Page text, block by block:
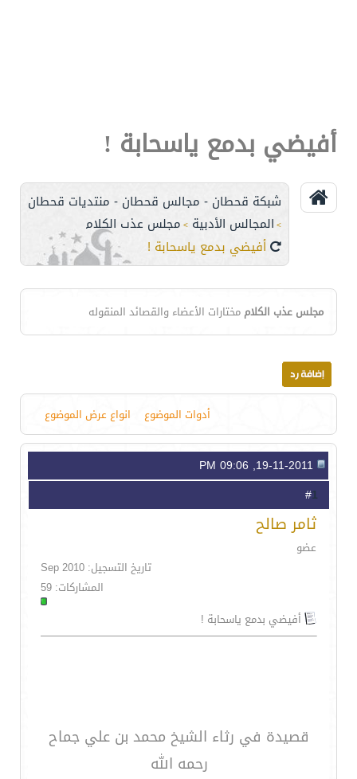
أفيضي بدمع ياسحابة !
شبكة قحطان - مجالس قحطان - منتديات قحطان
> المجالس الأدبية > مجلس عذب الكلام
أفيضي بدمع ياسحابة !
مجلس عذب الكلام مختارات الأعضاء والقصائد المنقوله
أدوات الموضوع انواع عرض الموضوع
1
ثامر صالح
عضو
تاريخ التسجيل: Sep 2010
المشاركات: 59
أفيضي بدمع ياسحابة !
قصيدة في رثاء الشيخ محمد بن علي جماح
رحمه الله